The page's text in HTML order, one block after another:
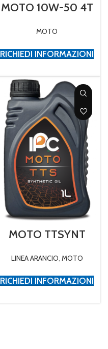
MOTO 10W-50 4T
MOTO
RICHIEDI INFORMAZIONI
MOTO TTSYNT
LINEA ARANCIO, MOTO
RICHIEDI INFORMAZIONI